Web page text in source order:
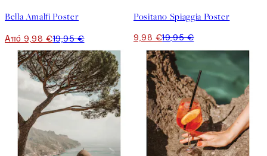
Bella Amalfi Poster
Από 9,98 €19,95 €
Positano Spiaggia Poster
9,98 €19,95 €